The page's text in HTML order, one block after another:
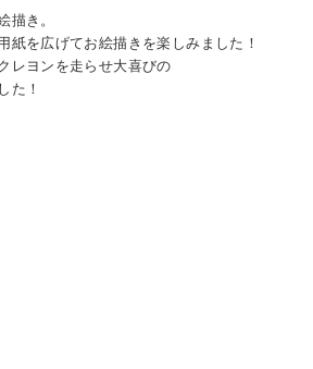
描き。
紙を広げてお絵描きを楽しみました！
レヨンを走らせ大喜びの
た！